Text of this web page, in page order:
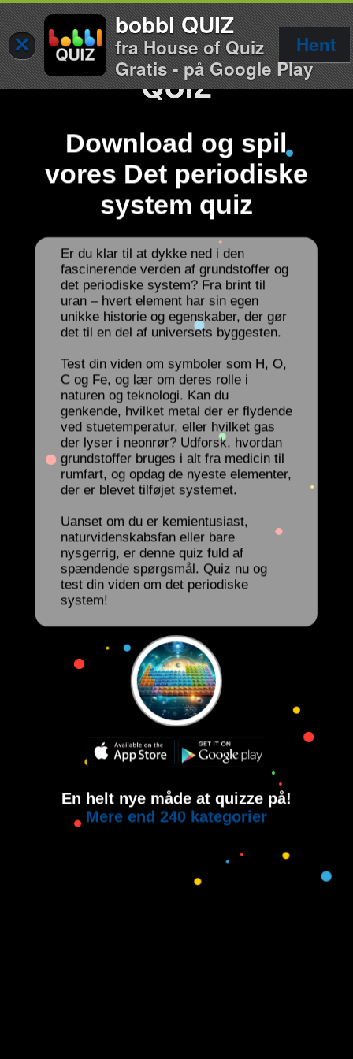
×
bobbl QUIZ
fra House of Quiz
Gratis - på Google Play
Hent
Download og spil
vores Det periodiske
system quiz
Er du klar til at dykke ned i den
fascinerende verden af grundstoffer og
det periodiske system? Fra brint til
uran – hvert element har sin egen
unikke historie og egenskaber, der gør
det til en del af universets byggesten.
Test din viden om symboler som H, O,
C og Fe, og lær om deres rolle i
naturen og teknologi. Kan du
genkende, hvilket metal der er flydende
ved stuetemperatur, eller hvilket gas
der lyser i neonrør? Udforsk, hvordan
grundstoffer bruges i alt fra medicin til
rumfart, og opdag de nyeste elementer,
der er blevet tilføjet systemet.
Uanset om du er kemientusiast,
naturvidenskabsfan eller bare
nysgerrig, er denne quiz fuld af
spændende spørgsmål. Quiz nu og
test din viden om det periodiske
system!
En helt nye måde at quizze på!
Mere end 240 kategorier